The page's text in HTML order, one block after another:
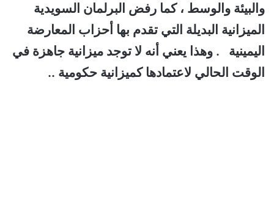
والبيئة والوسط ، كما رفض البرلمان السويدية
الميزانية البديلة التي تقدم بها أحزاب المعارضة
اليمينية . وهذا يعني أنه لا توجد ميزانية جاهزة في
الوقت الحالي لاعتمادها كميزانية حكومية ..